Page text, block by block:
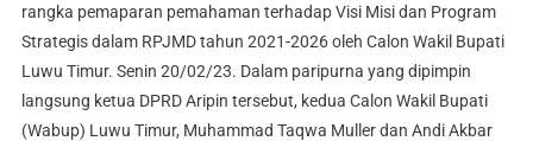
rangka pemaparan pemahaman terhadap Visi Misi dan Program
Strategis dalam RPJMD tahun 2021-2026 oleh Calon Wakil Bupati
Luwu Timur. Senin 20/02/23. Dalam paripurna yang dipimpin
langsung ketua DPRD Aripin tersebut, kedua Calon Wakil Bupati
(Wabup) Luwu Timur, Muhammad Taqwa Muller dan Andi Akbar